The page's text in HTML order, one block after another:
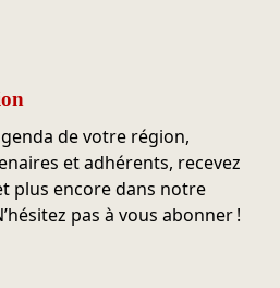
de votre région,
et adhérents, recevez
plus encore dans notre
pas à vous abonner !